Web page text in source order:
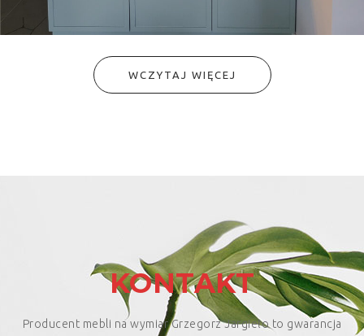
WCZYTAJ WIĘCEJ
KONTAKT
Producent mebli na wymiar Grzegorz Jargieło to gwarancja